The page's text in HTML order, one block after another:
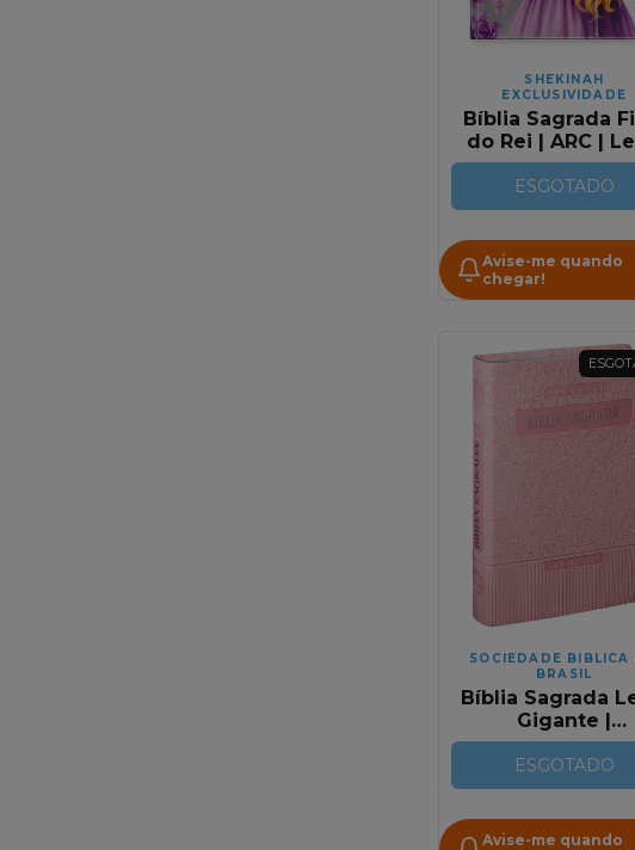
SHEKINAH
EXCLUSIVIDADE
Bíblia Sagrada
do Rei | ARC |
Gigante |
Avivada e
| Capa Dura
ESGOTADO
Avise-me quando
chegar!
SOCIEDADE BIBLICA
BRASIL
Bíblia Sagrada
Gigante |
Renda Nobre
RA | Com
ESGOTADO
Avise-me quando